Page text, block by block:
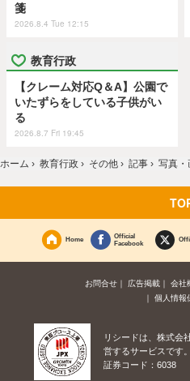
箋
2026.8.4 Tue 12:15
教育行政
【クレーム対応Q＆A】公園で
いたずらをしている子供がい
る
2026.8.7 Fri 19:45
ホーム › 教育行政 › その他 › 記事 › 写真・
Home
Official
Facebook
お問合せ 広告掲載 会社
個人情報
リシードは、株式会
営するサービスです。
証券コード：6038